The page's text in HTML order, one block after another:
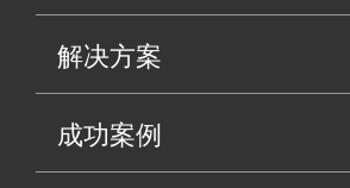
解决方案
成功案例